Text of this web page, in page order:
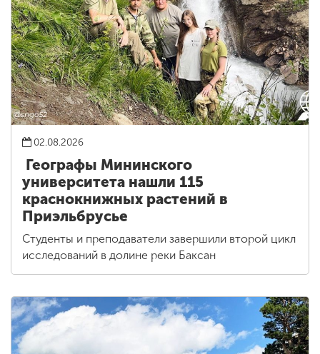
02.08.2026
Географы Мининского
университета нашли 115
краснокнижных растений в
Приэльбрусье
Студенты и преподаватели завершили второй цикл
исследований в долине реки Баксан